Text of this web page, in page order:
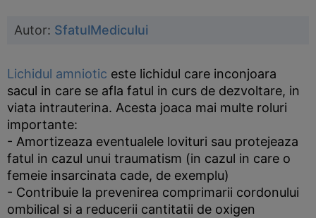
Autor: SfatulMedicului
Lichidul amniotic este lichidul care inconjoara
sacul in care se afla fatul in curs de dezvoltare, in
viata intrauterina. Acesta joaca mai multe roluri
importante:
- Amortizeaza eventualele lovituri sau protejeaza
fatul in cazul unui traumatism (in cazul in care o
femeie insarcinata cade, de exemplu)
- Contribuie la prevenirea comprimarii cordonului
ombilical si a reducerii cantitatii de oxigen